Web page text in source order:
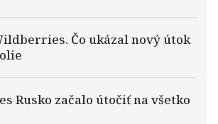
Čo ukázal nový útok
Rusko začalo útočiť na všetko